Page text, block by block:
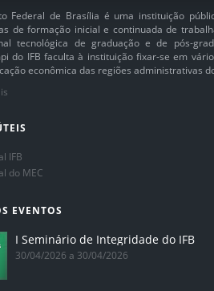
Federal de Brasília é uma instituição
de formação inicial e continuada de
tecnológica de graduação e de pós-
do IFB faculta à instituição fixar-se em
econômica das regiões administrativas
IFB
do MEC
EVENTOS
I Seminário de Integridade do IFB
30/04/2026 a 30/04/2026